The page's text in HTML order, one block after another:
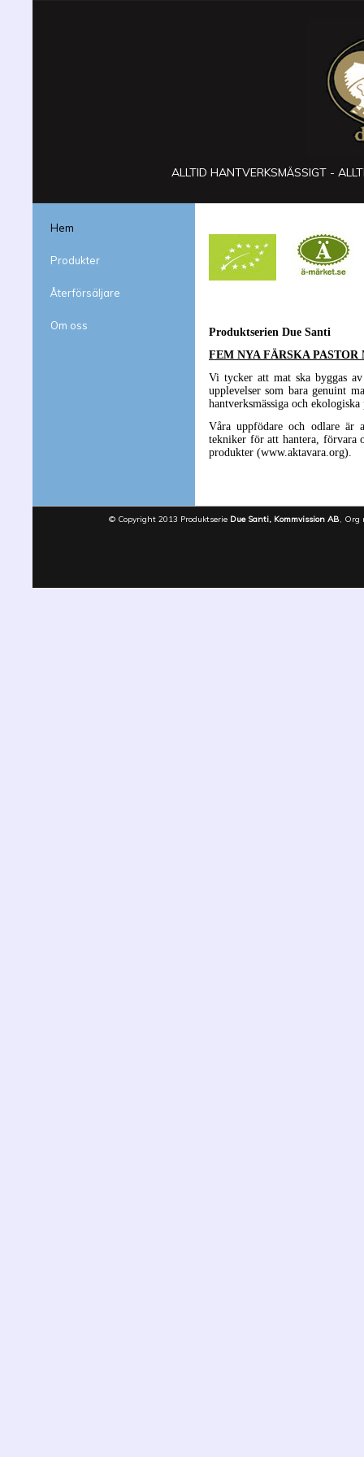
ALLTID HANTVERKSMÄSSIGT -
Hem
Produkter
Återförsäljare
Om oss
Produktserien Due Santi
FEM NYA FÄRSKA PASTOR
Vi tycker att mat ska byggas
upplevelser som bara genuint
hantverksmässiga och
Våra uppfödare och odlare är
tekniker för att hantera, förvara
produkter (www.aktavara.org).
© Copyright 2013 Produktserie Due Santi, Kommvission AB, Org